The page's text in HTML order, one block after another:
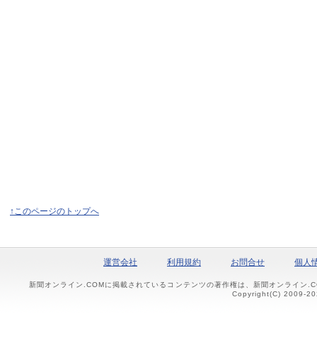
↑このページのトップへ
運営会社 利用規約 お問合せ 個人
新聞オンライン.COMに掲載されているコンテンツの著作権は、新聞オンライン
Copyright(C) 2009-